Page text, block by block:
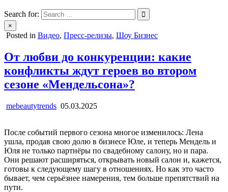
Search for:
×
Posted in Видео, Пресс-релизы, Шоу Бизнес
От любви до конкуренции: какие
конфликты ждут героев во втором
сезоне «Мендельсона»?
mebeautytrends 05.03.2025
После событий первого сезона многое изменилось: Лена
ушла, продав свою долю в бизнесе Юле, и теперь Мендель и
Юля не только партнёры по свадебному салону, но и пара.
Они решают расширяться, открывать новый салон и, кажется,
готовы к следующему шагу в отношениях. Но как это часто
бывает, чем серьёзнее намерения, тем больше препятствий на
пути.